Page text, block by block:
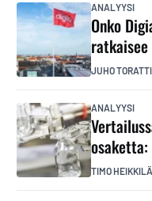
ANALYYSI
Onko
ratkaisee
JUHO TORATTI
ANALYYSI
osaketta:
TIMO HEIKKILÄ